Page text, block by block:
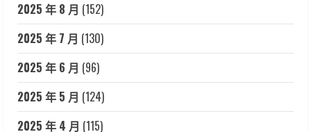
2025 年 8 月 (152)
2025 年 7 月 (130)
2025 年 6 月 (96)
2025 年 5 月 (124)
2025 年 4 月 (115)